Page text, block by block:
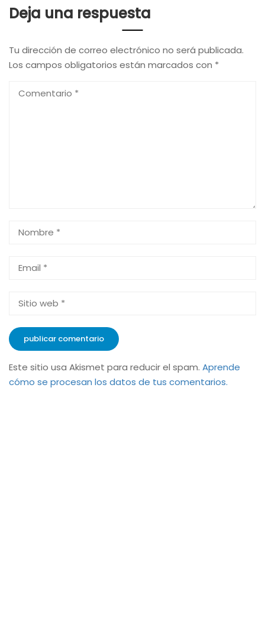
Deja una respuesta
Tu dirección de correo electrónico no será publicada.
Los campos obligatorios están marcados con *
Este sitio usa Akismet para reducir el spam. Aprende
cómo se procesan los datos de tus comentarios.